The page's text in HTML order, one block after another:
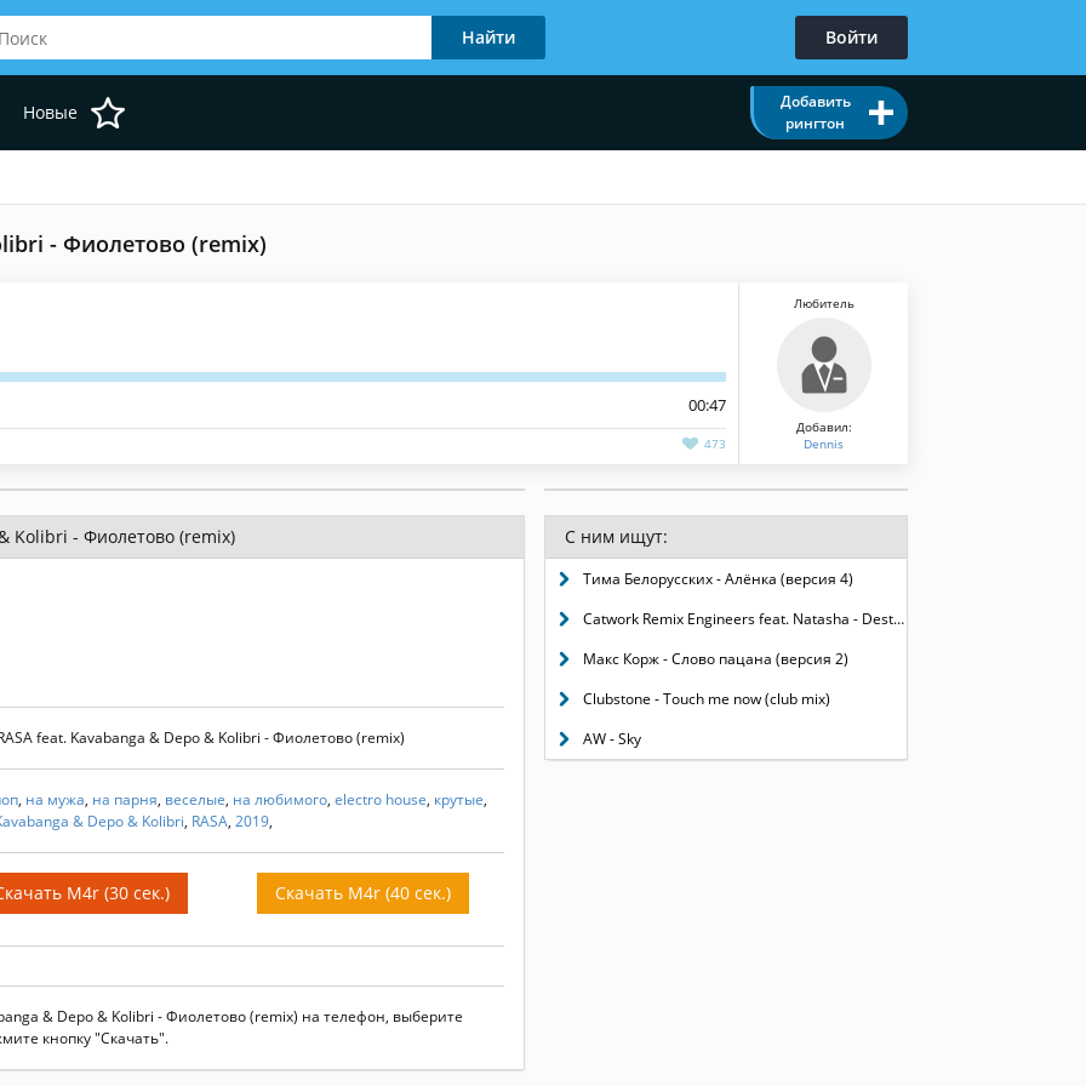
Войти
Новые
Добавить
рингтон
- Фиолетово (remix)
00:47
473
Любитель
Добавил:
Dennis
Kolibri - Фиолетово (remix)
feat. Kavabanga & Depo & Kolibri - Фиолетово (remix)
, на мужа, на парня, веселые, на любимого, electro house, крутые,
& Depo & Kolibri, RASA, 2019,
M4r (30 сек.) Скачать M4r (40 сек.)
& Depo & Kolibri - Фиолетово (remix) на телефон, выберите
кнопку "Скачать".
С ним ищут:
Тима Белорусских - Алёнка (версия 4)
Catwork Remix Engineers feat. Natasha - Destination Calabria (Remix)
Макс Корж - Слово пацана (версия 2)
Clubstone - Touch me now (club mix)
AW - Sky